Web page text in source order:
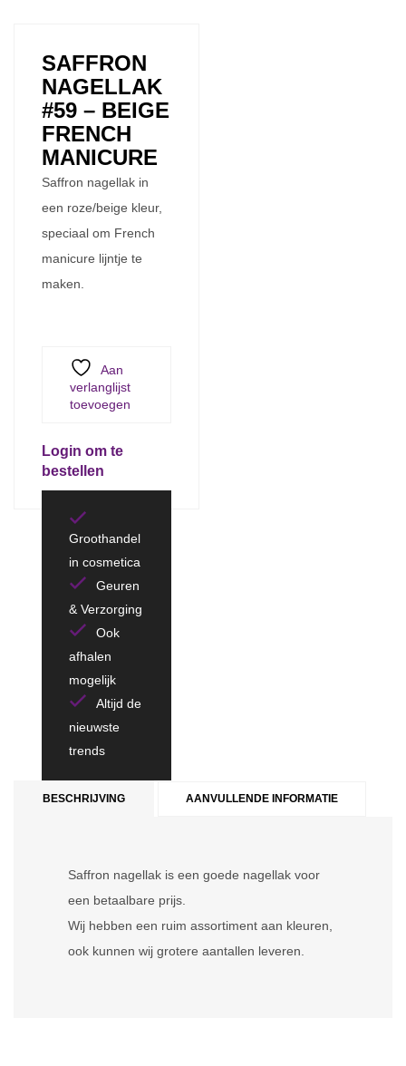
SAFFRON
NAGELLAK
#59 – BEIGE
FRENCH
MANICURE
Saffron nagellak in
een roze/beige kleur,
speciaal om French
manicure lijntje te
maken.
Aan
verlanglijst
toevoegen
Login om te
bestellen
Groothandel
in cosmetica
Geuren
& Verzorging
Ook
afhalen
mogelijk
Altijd de
nieuwste
trends
BESCHRIJVING AANVULLENDE INFORMATIE
Saffron nagellak is een goede nagellak voor
een betaalbare prijs.
Wij hebben een ruim assortiment aan kleuren,
ook kunnen wij grotere aantallen leveren.